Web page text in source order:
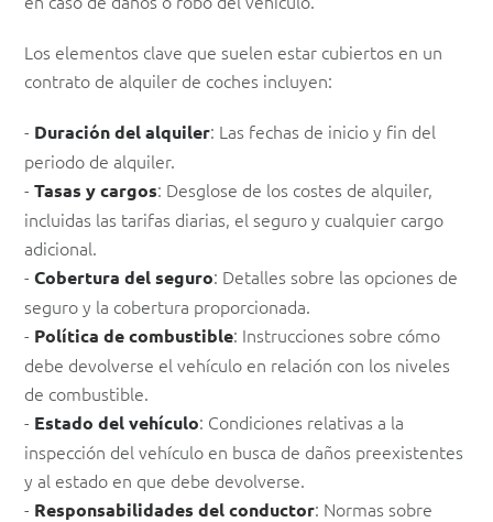
Los elementos clave que suelen estar cubiertos en un
contrato de alquiler de coches incluyen:
- Duración del alquiler: Las fechas de inicio y fin del
periodo de alquiler.
- Tasas y cargos: Desglose de los costes de alquiler,
incluidas las tarifas diarias, el seguro y cualquier cargo
adicional.
- Cobertura del seguro: Detalles sobre las opciones de
seguro y la cobertura proporcionada.
- Política de combustible: Instrucciones sobre cómo
debe devolverse el vehículo en relación con los niveles
de combustible.
- Estado del vehículo: Condiciones relativas a la
inspección del vehículo en busca de daños preexistentes
y al estado en que debe devolverse.
- Responsabilidades del conductor: Normas sobre